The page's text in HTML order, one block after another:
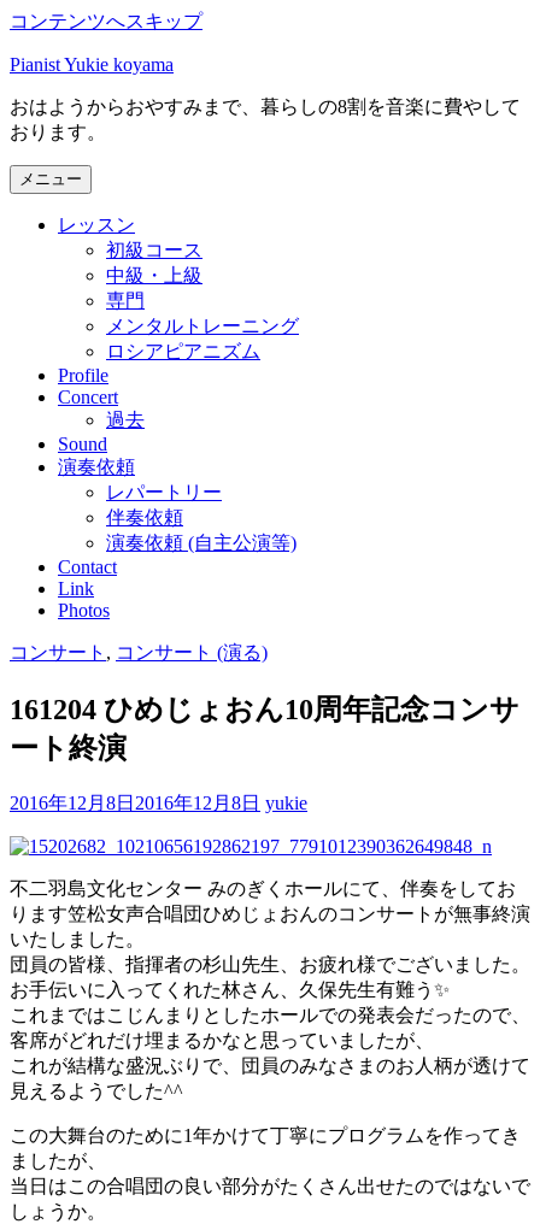
コンテンツへスキップ
Pianist Yukie koyama
おはようからおやすみまで、暮らしの8割を音楽に費やして
おります。
メニュー
レッスン
初級コース
中級・上級
専門
メンタルトレーニング
ロシアピアニズム
Profile
Concert
過去
Sound
演奏依頼
レパートリー
伴奏依頼
演奏依頼 (自主公演等)
Contact
Link
Photos
コンサート , コンサート (演る)
161204 ひめじょおん10周年記念コンサ
ート終演
2016年12月8日 2016年12月8日 yukie
不二羽島文化センター みのぎくホールにて、伴奏をしてお
ります笠松女声合唱団ひめじょおんのコンサートが無事終演
いたしました。
団員の皆様、指揮者の杉山先生、お疲れ様でございました。
お手伝いに入ってくれた林さん、久保先生有難う✨
これまではこじんまりとしたホールでの発表会だったので、
客席がどれだけ埋まるかなと思っていましたが、
これが結構な盛況ぶりで、団員のみなさまのお人柄が透けて
見えるようでした^^
この大舞台のために1年かけて丁寧にプログラムを作ってき
ましたが、
当日はこの合唱団の良い部分がたくさん出せたのではないで
しょうか。